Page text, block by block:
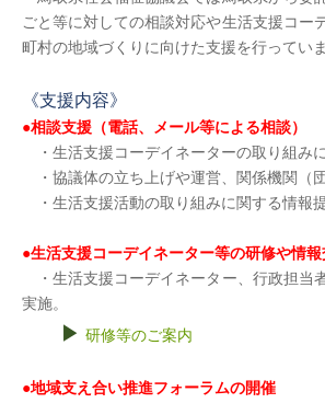
ごと等に対しての相談対応や生活支援コー
町村の地域づくりに向けた支援を行っていま
《支援内容》
●相談支援（電話、メール等による相談）
・生活支援コーデイネーターの取り組み
・協議体の立ち上げや運営、関係機関（
・生活支援活動の取り組みに関する情報
●生活支援コーデイネーター等の研修や情
・生活支援コーデイネーター、行政担当
実施。
▶ 研修等のご案内
●地域支え合い推進フォーラムの開催